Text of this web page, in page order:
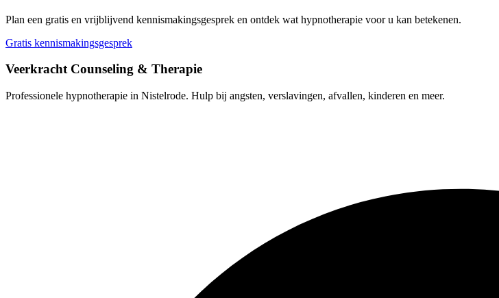
Plan een gratis en vrijblijvend kennismakingsgesprek en ontdek wat hypnotherapie voor u kan betekenen.
Gratis kennismakingsgesprek
Veerkracht Counseling & Therapie
Professionele hypnotherapie in Nistelrode. Hulp bij angsten, verslavingen, afvallen, kinderen en meer.